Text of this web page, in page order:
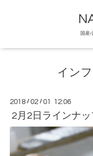
国産
イン
2018 /02 /01 12:06
2月2日ラインナッ